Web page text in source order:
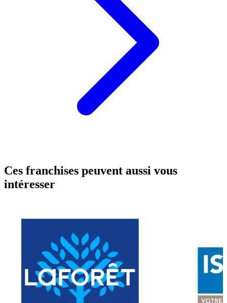
Ces franchises peuvent aussi vous
intéresser